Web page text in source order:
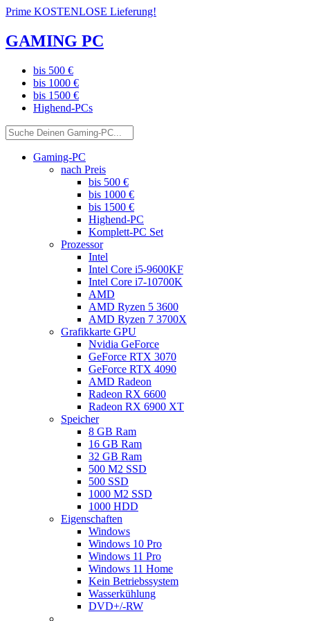
Prime KOSTENLOSE Lieferung!
GAMING PC
bis 500 €
bis 1000 €
bis 1500 €
Highend-PCs
Gaming-PC
nach Preis
bis 500 €
bis 1000 €
bis 1500 €
Highend-PC
Komplett-PC Set
Prozessor
Intel
Intel Core i5-9600KF
Intel Core i7-10700K
AMD
AMD Ryzen 5 3600
AMD Ryzen 7 3700X
Grafikkarte GPU
Nvidia GeForce
GeForce RTX 3070
GeForce RTX 4090
AMD Radeon
Radeon RX 6600
Radeon RX 6900 XT
Speicher
8 GB Ram
16 GB Ram
32 GB Ram
500 M2 SSD
500 SSD
1000 M2 SSD
1000 HDD
Eigenschaften
Windows
Windows 10 Pro
Windows 11 Pro
Windows 11 Home
Kein Betriebssystem
Wasserkühlung
DVD+/-RW